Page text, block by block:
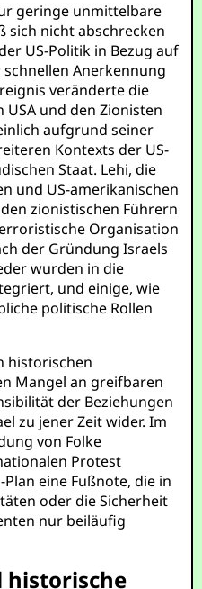
geringe unmittelbare
sich nicht abschrecken
US-Politik in Bezug auf
Anerkennung
veränderte die
USA und den Zionisten
aufgrund seiner
Kontexts der US-
Staat. Lehi, die
und US-amerikanischen
zionistischen Führern
Organisation
der Gründung Israels
wurden in die
und einige, wie
politische Rollen
historischen
Mangel an greifbaren
der Beziehungen
zu jener Zeit wider. Im
von Folke
Protest
eine Fußnote, die in
oder die Sicherheit
nur beiläufig
historische